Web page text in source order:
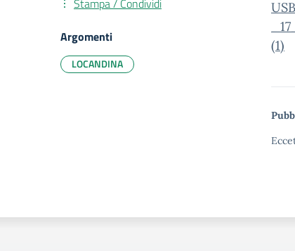
(1)
Stampa / Condividi
Argomenti
LOCANDINA